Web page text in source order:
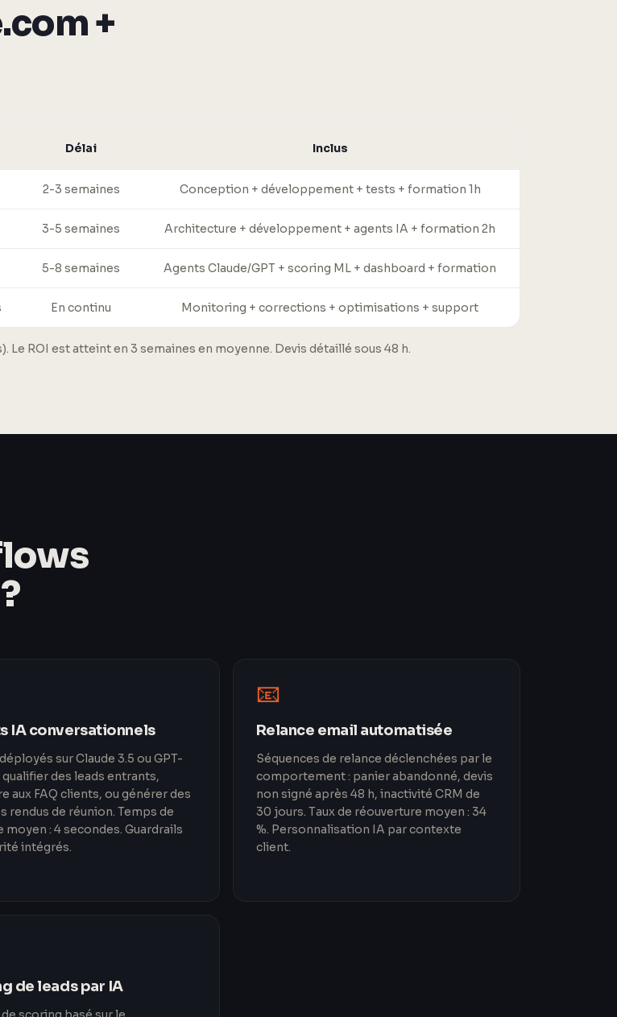
+
Délai Inclus
2-3 semaines Conception + développement + tests + formation 1h
3-5 semaines Architecture + développement + agents IA + formation 2h
5-8 semaines Agents Claude/GPT + scoring ML + dashboard + formation
En continu Monitoring + corrections + optimisations + support
ROI est atteint en 3 semaines en moyenne. Devis détaillé sous 48 h.
IA conversationnels
sur Claude 3.5 ou GPT-
des leads entrants,
aux FAQ clients, ou générer des
rendus de réunion. Temps de
moyen : 4 secondes. Guardrails
intégrés.
📧
Relance email automatisée
Séquences de relance déclenchées par le
comportement : panier abandonné, devis
non signé après 48 h, inactivité CRM de
30 jours. Taux de réouverture moyen : 34
%. Personnalisation IA par contexte
client.
de leads par IA